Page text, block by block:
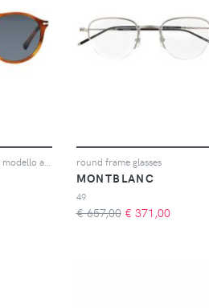
Persol Occhiali da sole modello aviator - Marrone round frame glasses
MONTBLANC
49
€ 657,00 € 371,00